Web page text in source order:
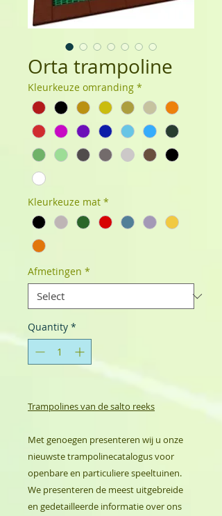
Orta trampoline
Kleurkeuze omranding *
Kleurkeuze mat *
Afmetingen *
Quantity *
Trampolines van de salto reeks
Met genoegen presenteren wij u onze
nieuwste trampolinecatalogus voor
openbare en particuliere speeltuinen.
We presenteren de meest uitgebreide
en gedetailleerde informatie over ons